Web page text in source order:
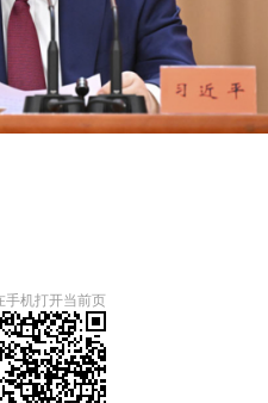
手机打开当前页